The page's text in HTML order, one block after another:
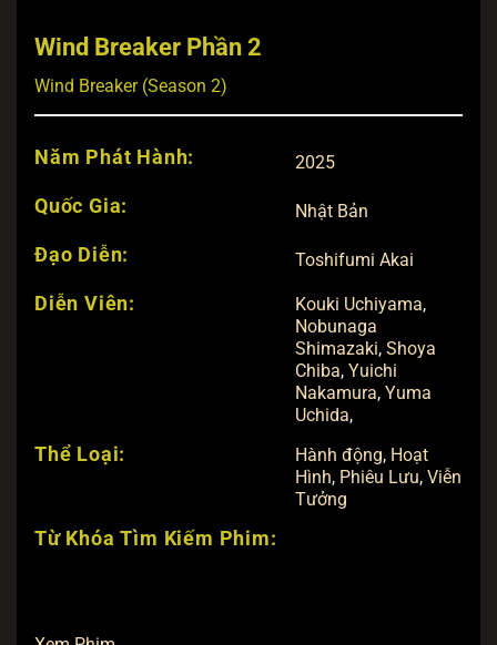
Wind Breaker Phần 2
Wind Breaker (Season 2)
Năm Phát Hành: 2025
Quốc Gia: Nhật Bản
Đạo Diễn: Toshifumi Akai
Diễn Viên: Kouki Uchiyama,
Nobunaga
Shimazaki, Shoya
Chiba, Yuichi
Nakamura, Yuma
Uchida,
Thể Loại: Hành động, Hoạt
Hình, Phiêu Lưu, Viễn
Tưởng
Từ Khóa Tìm Kiếm Phim: